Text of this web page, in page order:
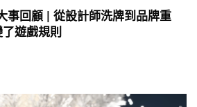
事回顧 | 從設計師洗牌到品牌重
遊戲規則